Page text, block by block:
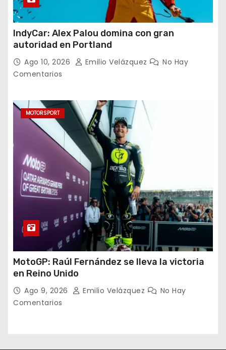
IndyCar: Alex Palou domina con gran
autoridad en Portland
Ago 10, 2026 Emilio Velázquez
No Hay
Comentarios
MOTORSPORT
MotoGP: Raúl Fernández se lleva la victoria
en Reino Unido
Ago 9, 2026 Emilio Velázquez
No Hay
Comentarios